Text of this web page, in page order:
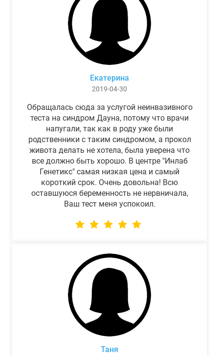
Екатерина
2019-04-30
Обращалась сюда за услугой неинвазивного
теста на синдром Дауна, потому что врачи
напугали, так как в роду уже были
родственники с таким синдромом, а прокол
живота делать не хотела, была уверена что
все должно быть хорошо. В центре "Инлаб
Генетикс" самая низкая цена и самый
короткий срок. Очень довольна! Всю
оставшуюся беременность не нервничала,
Ваш тест меня успокоил.
Таня